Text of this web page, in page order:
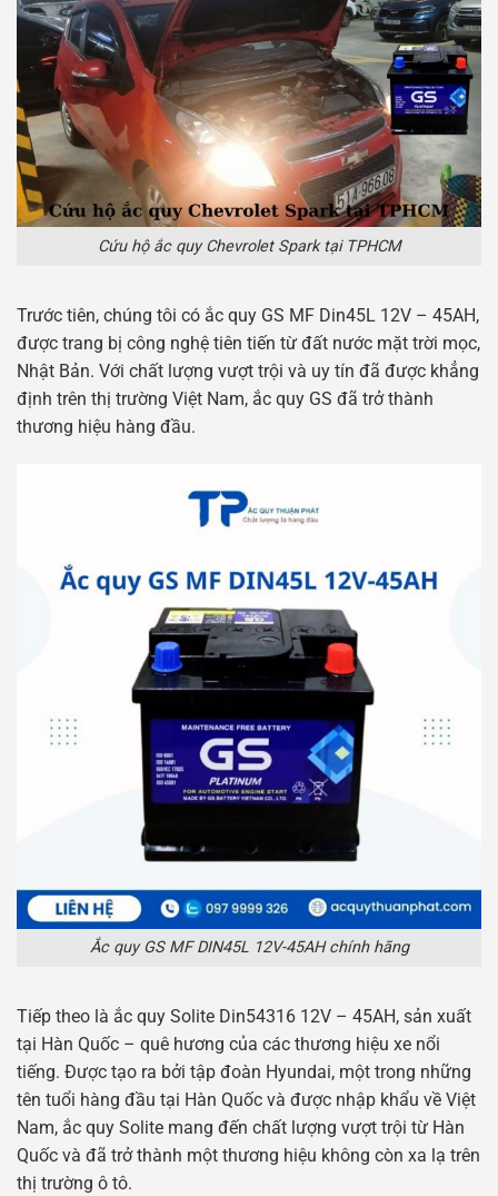
Cứu hộ ắc quy Chevrolet Spark tại TPHCM
Trước tiên, chúng tôi có ắc quy GS MF Din45L 12V – 45AH,
được trang bị công nghệ tiên tiến từ đất nước mặt trời mọc,
Nhật Bản. Với chất lượng vượt trội và uy tín đã được khẳng
định trên thị trường Việt Nam, ắc quy GS đã trở thành
thương hiệu hàng đầu.
Ắc quy GS MF DIN45L 12V-45AH chính hãng
Tiếp theo là ắc quy Solite Din54316 12V – 45AH, sản xuất
tại Hàn Quốc – quê hương của các thương hiệu xe nổi
tiếng. Được tạo ra bởi tập đoàn Hyundai, một trong những
tên tuổi hàng đầu tại Hàn Quốc và được nhập khẩu về Việt
Nam, ắc quy Solite mang đến chất lượng vượt trội từ Hàn
Quốc và đã trở thành một thương hiệu không còn xa lạ trên
thị trường ô tô.